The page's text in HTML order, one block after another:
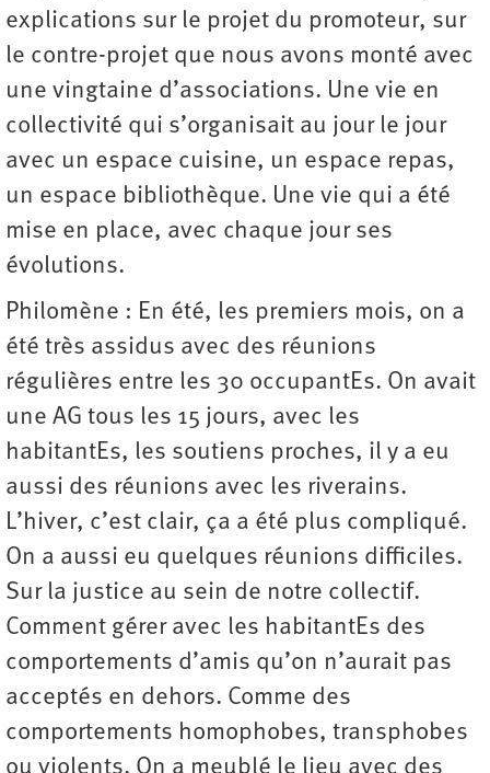
explications sur le projet du promoteur, sur
le contre-projet que nous avons monté avec
une vingtaine d’associations. Une vie en
collectivité qui s’organisait au jour le jour
avec un espace cuisine, un espace repas,
un espace bibliothèque. Une vie qui a été
mise en place, avec chaque jour ses
évolutions.
Philomène : En été, les premiers mois, on a
été très assidus avec des réunions
régulières entre les 30 occupantEs. On avait
une AG tous les 15 jours, avec les
habitantEs, les soutiens proches, il y a eu
aussi des réunions avec les riverains.
L’hiver, c’est clair, ça a été plus compliqué.
On a aussi eu quelques réunions difficiles.
Sur la justice au sein de notre collectif.
Comment gérer avec les habitantEs des
comportements d’amis qu’on n’aurait pas
acceptés en dehors. Comme des
comportements homophobes, transphobes